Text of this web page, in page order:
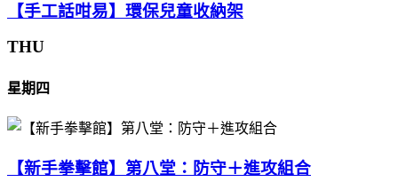
【手工話咁易】環保兒童收納架
THU
星期四
【新手拳擊館】第八堂：防守＋進攻組合